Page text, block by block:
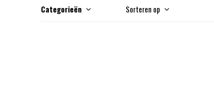
Categorieën Sorteren op